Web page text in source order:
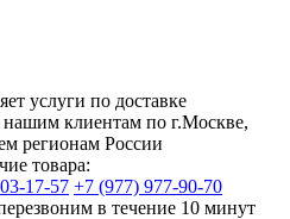
услуги по доставке
нашим клиентам по г.Москве,
регионам России
товара:
17-57 +7 (977) 977-90-70
в течение 10 минут